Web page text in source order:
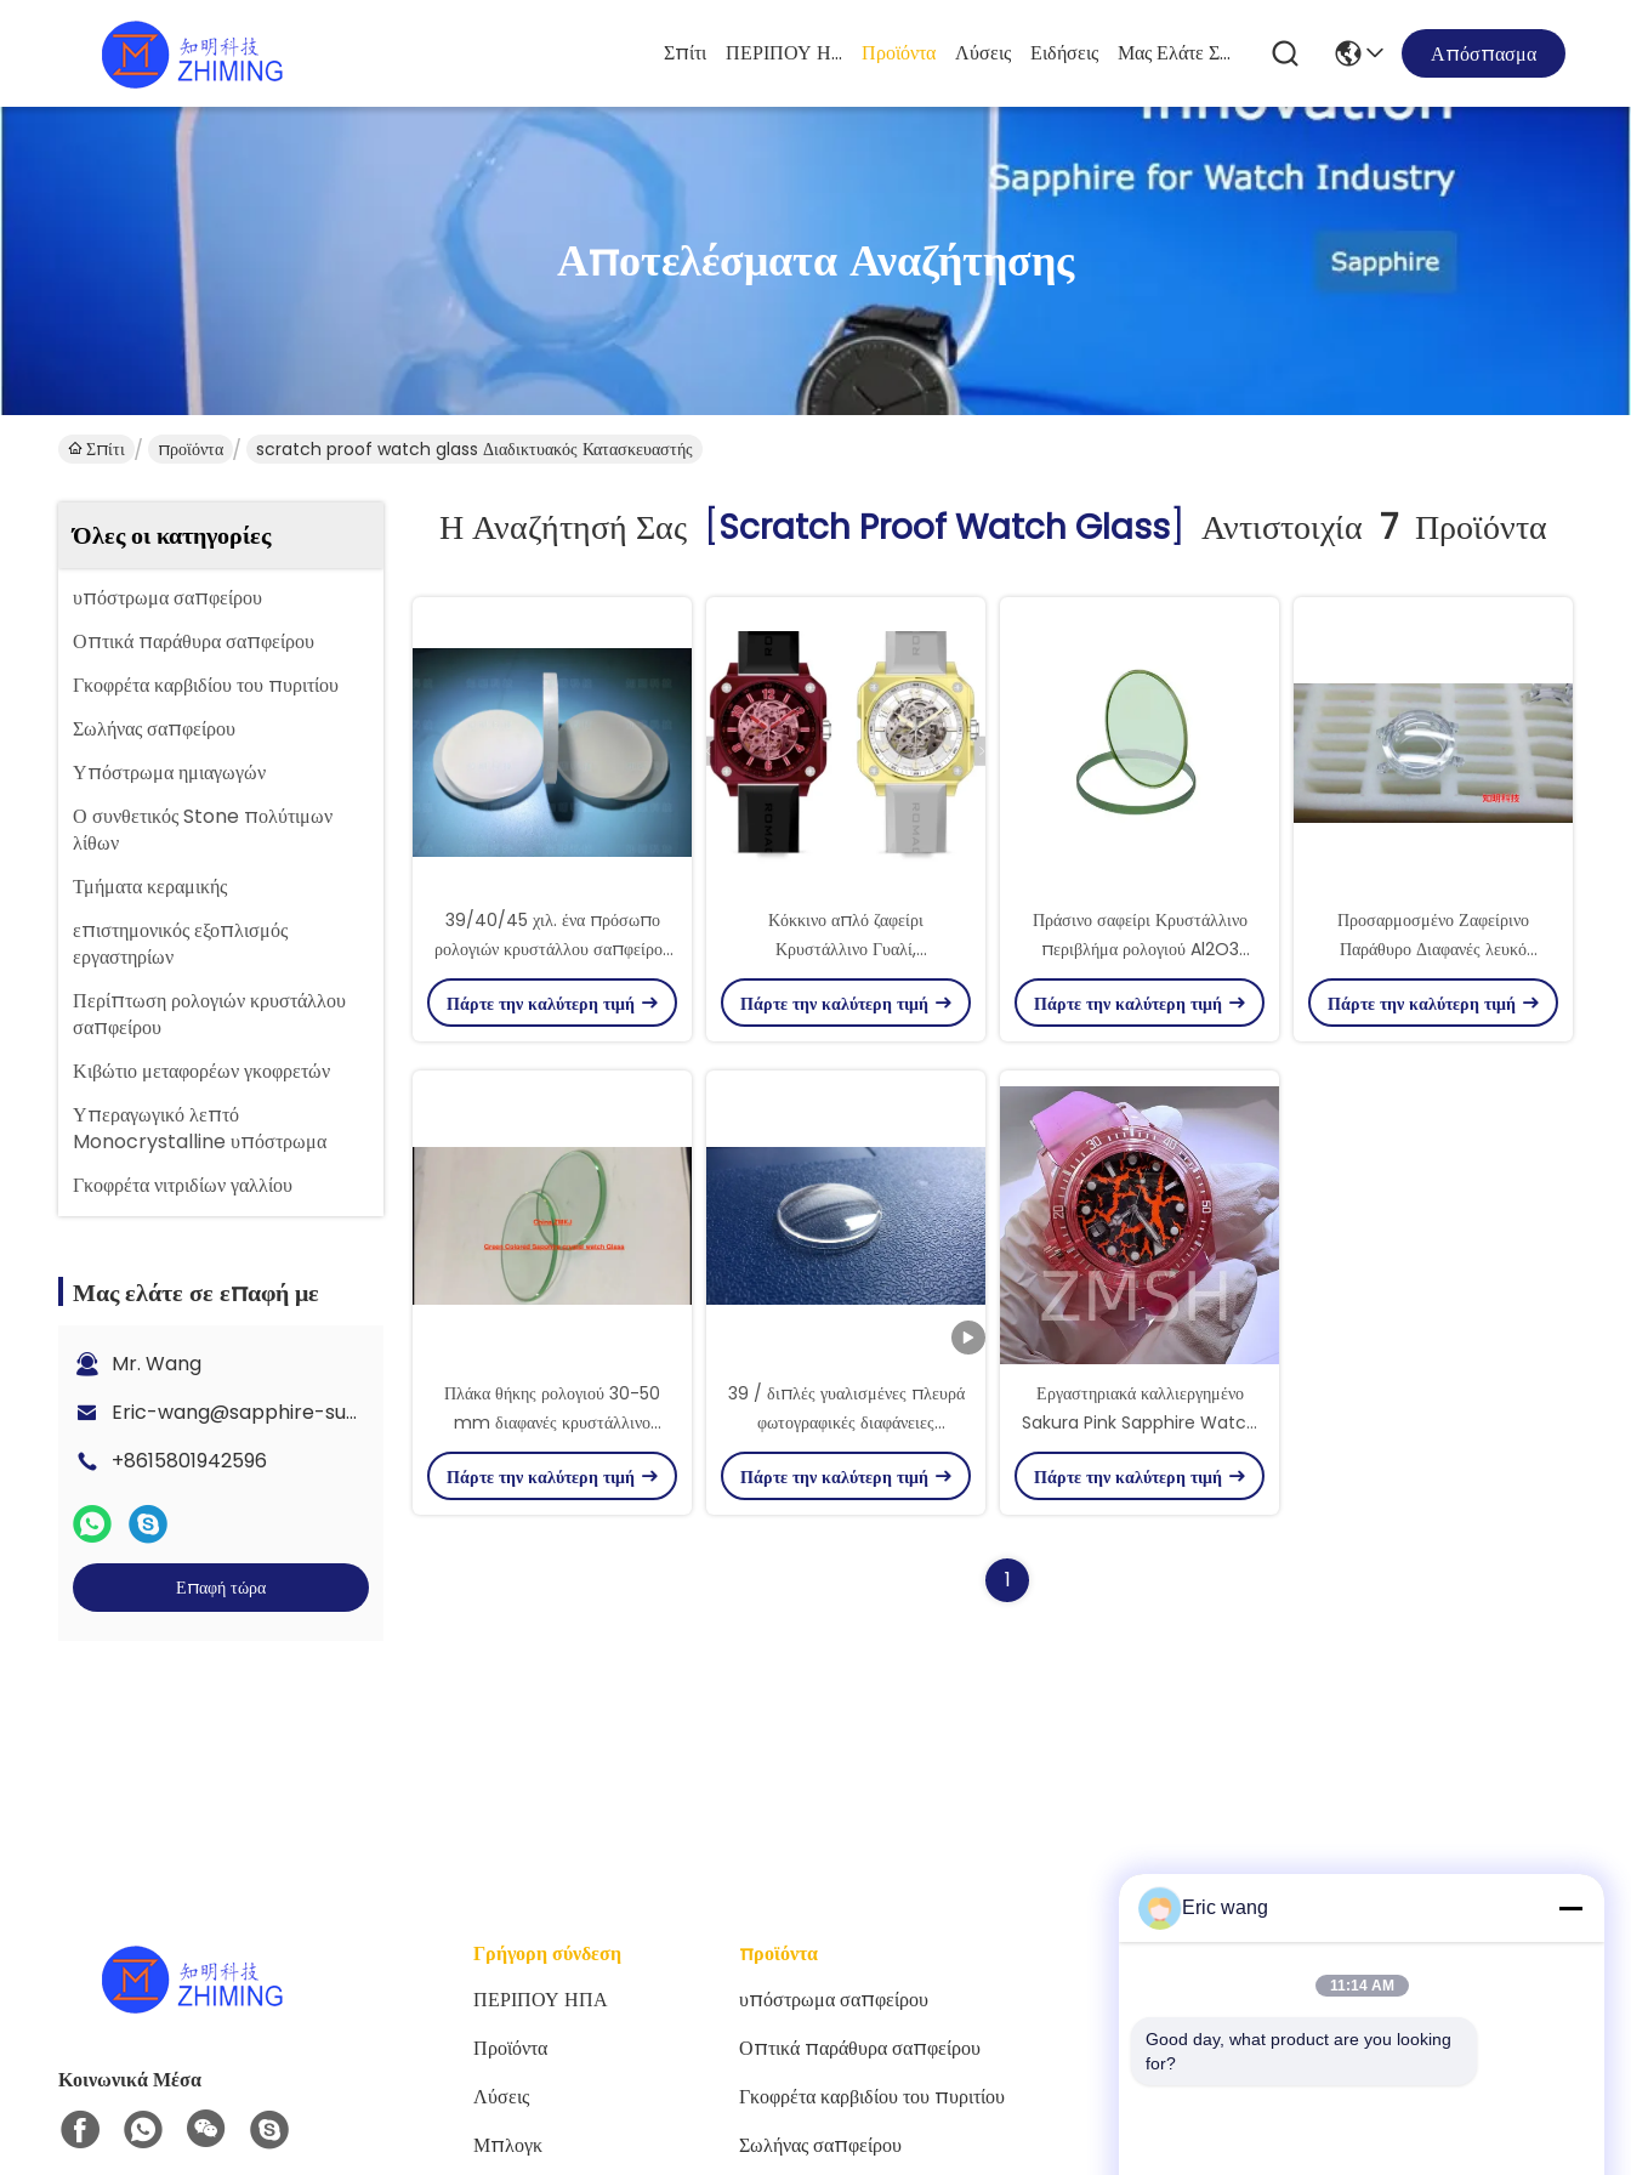
Σπίτι ΠΕΡΙΠΟΥ ΗΠΑ Προϊόντα Λύσεις Ειδήσεις Μας Ελάτε Σε Επαφή Με Απόσπασμα
Αποτελέσματα Αναζήτησης
Σπίτι προϊόντα scratch proof watch glass Διαδικτυακός Κατασκευαστής
Όλες οι κατηγορίες
υπόστρωμα σαπφείρου
Οπτικά παράθυρα σαπφείρου
Γκοφρέτα καρβιδίου του πυριτίου
Σωλήνας σαπφείρου
Υπόστρωμα ημιαγωγών
Ο συνθετικός Stone πολύτιμων
λίθων
Τμήματα κεραμικής
επιστημονικός εξοπλισμός
εργαστηρίων
Περίπτωση ρολογιών κρυστάλλου
σαπφείρου
Κιβώτιο μεταφορέων γκοφρετών
Υπεραγωγικό λεπτό
Monocrystalline υπόστρωμα
Γκοφρέτα νιτριδίων γαλλίου
Μας ελάτε σε επαφή με
Mr. Wang
Eric-wang@sapphire-substrate.com
+8615801942596
Επαφή τώρα
Η Αναζήτησή Σας Scratch Proof Watch Glass] Αντιστοιχία 7Προϊόντα
39/40/45 χιλ. ένα πρόσωπο
ρολογιών κρυστάλλου σαπφείρου
άξονα, τραχύ πιάτο προσώπου
ρολογιών κρυστάλλου
Πάρτε την καλύτερη τιμή
Κόκκινο απλό ζαφείρι
Κρυστάλλινο Γυαλί,
Προσαρμοσμένο ζαφείρι ρολόι
Κρυστάλλινο Διαφανές
Πάρτε την καλύτερη τιμή
Πράσινο σαφείρι Κρυστάλλινο
περιβλήμα ρολογιού Al2O3
Μοναδικό Κρυστάλλινο
Προσαρμοσμένο μέγεθος
Πάρτε την καλύτερη τιμή
Προσαρμοσμένο Ζαφείρινο
Παράθυρο Διαφανές λευκό
γυαλισμένη επιφάνεια υψηλή
καθαρότητα
Πάρτε την καλύτερη τιμή
Πλάκα θήκης ρολογιού 30-50
mm διαφανές κρυστάλλινο
ζαφείρι για οπτικό γυαλί ρολογιού
καρπού
Πάρτε την καλύτερη τιμή
39 / διπλές γυαλισμένες πλευρά
φωτογραφικές διαφάνειες
μικροσκοπίων προσώπου
ρολογιών κρυστάλλου σαπφείρου
Πάρτε την καλύτερη τιμή
Εργαστηριακά καλλιεργημένο
Sakura Pink Sapphire Watch
Case πολυτελή ανθεκτικό στις
γρατσουνιές
Πάρτε την καλύτερη τιμή
1
Κοινωνικά Μέσα
Γρήγορη σύνδεση
ΠΕΡΙΠΟΥ ΗΠΑ
Προϊόντα
Λύσεις
Μπλογκ
προϊόντα
υπόστρωμα σαπφείρου
Οπτικά παράθυρα σαπφείρου
Γκοφρέτα καρβιδίου του πυριτίου
Σωλήνας σαπφείρου
86--15801942596
Eric wang
11:14 AM
Good day, what product are you looking
for?